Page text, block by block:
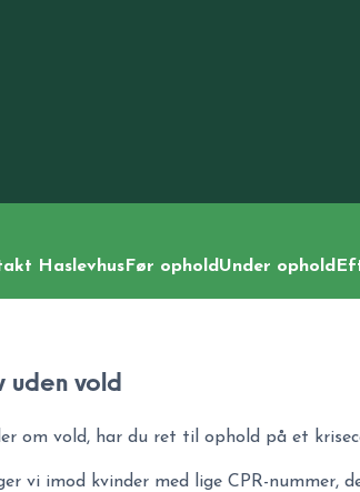
Haslevhus Før ophold Under ophold
uden vold
om vold, har du ret til ophold på et
vi imod kvinder med lige CPR-nummer,